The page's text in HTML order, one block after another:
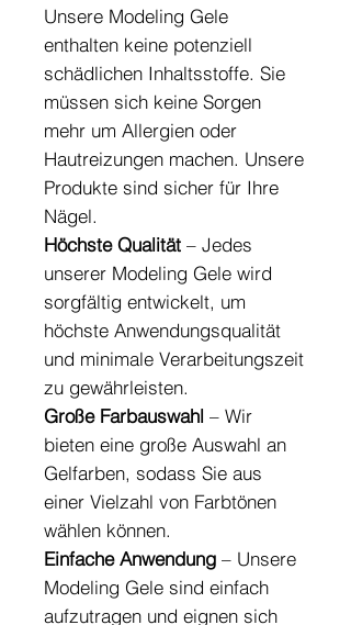
Unsere Modeling Gele
enthalten keine potenziell
schädlichen Inhaltsstoffe. Sie
müssen sich keine Sorgen
mehr um Allergien oder
Hautreizungen machen. Unsere
Produkte sind sicher für Ihre
Nägel.
Höchste Qualität – Jedes
unserer Modeling Gele wird
sorgfältig entwickelt, um
höchste Anwendungsqualität
und minimale Verarbeitungszeit
zu gewährleisten.
Große Farbauswahl – Wir
bieten eine große Auswahl an
Gelfarben, sodass Sie aus
einer Vielzahl von Farbtönen
wählen können.
Einfache Anwendung – Unsere
Modeling Gele sind einfach
aufzutragen und eignen sich